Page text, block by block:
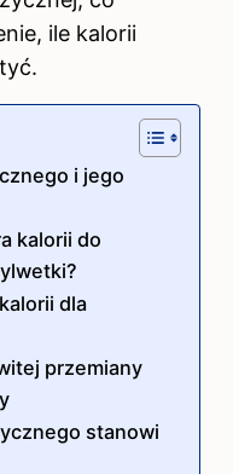
ile kalorii
i jego
kalorii do
dla
przemiany
stanowi